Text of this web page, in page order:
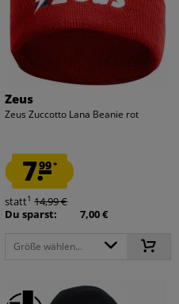
Zeus
Zeus Zuccotto Lana Beanie rot
7.99*
statt1 14,99 €
Du sparst:
7,00 €
Größe wählen...